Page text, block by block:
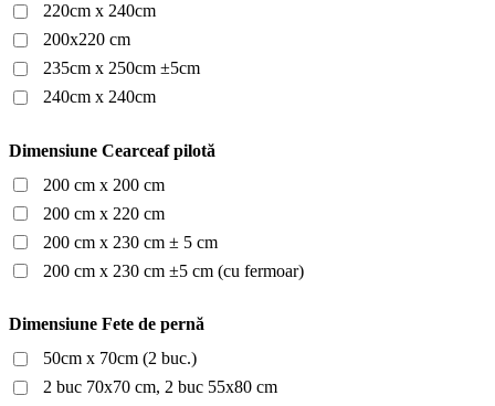
220cm x 240cm
200x220 cm
235cm x 250cm ±5cm
240cm x 240cm
Dimensiune Cearceaf pilotă
200 cm x 200 cm
200 cm x 220 cm
200 cm x 230 cm ± 5 cm
200 cm x 230 cm ±5 cm (cu fermoar)
Dimensiune Fete de pernă
50cm x 70cm (2 buc.)
2 buc 70x70 cm, 2 buc 55x80 cm